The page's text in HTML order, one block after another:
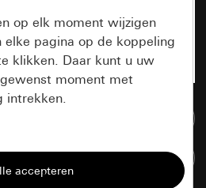
op elk moment wijzigen
elke pagina op de koppeling
klikken. Daar kunt u uw
moment met
intrekken.
hebben om de